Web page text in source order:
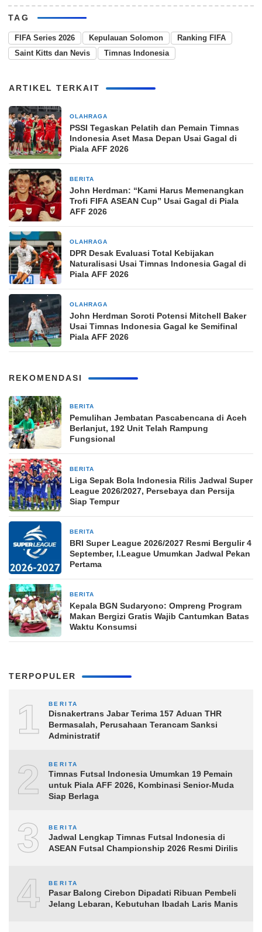
TAG
FIFA Series 2026 Kepulauan Solomon
Ranking FIFA
Saint Kitts dan Nevis
Timnas Indonesia
ARTIKEL TERKAIT
OLAHRAGA
PSSI Tegaskan Pelatih dan Pemain Timnas
Indonesia Aset Masa Depan Usai Gagal di
Piala AFF 2026
BERITA
John Herdman: “Kami Harus Memenangkan
Trofi FIFA ASEAN Cup” Usai Gagal di Piala
AFF 2026
OLAHRAGA
DPR Desak Evaluasi Total Kebijakan
Naturalisasi Usai Timnas Indonesia Gagal di
Piala AFF 2026
OLAHRAGA
John Herdman Soroti Potensi Mitchell Baker
Usai Timnas Indonesia Gagal ke Semifinal
Piala AFF 2026
REKOMENDASI
BERITA
Pemulihan Jembatan Pascabencana di Aceh
Berlanjut, 192 Unit Telah Rampung
Fungsional
BERITA
Liga Sepak Bola Indonesia Rilis Jadwal Super
League 2026/2027, Persebaya dan Persija
Siap Tempur
BERITA
BRI Super League 2026/2027 Resmi Bergulir 4
September, I.League Umumkan Jadwal Pekan
Pertama
BERITA
Kepala BGN Sudaryono: Ompreng Program
Makan Bergizi Gratis Wajib Cantumkan Batas
Waktu Konsumsi
TERPOPULER
1 BERITA
Disnakertrans Jabar Terima 157 Aduan THR
Bermasalah, Perusahaan Terancam Sanksi
Administratif
2 BERITA
Timnas Futsal Indonesia Umumkan 19 Pemain
untuk Piala AFF 2026, Kombinasi Senior-Muda
Siap Berlaga
3 BERITA
Jadwal Lengkap Timnas Futsal Indonesia di
ASEAN Futsal Championship 2026 Resmi Dirilis
4 BERITA
Pasar Balong Cirebon Dipadati Ribuan Pembeli
Jelang Lebaran, Kebutuhan Ibadah Laris Manis